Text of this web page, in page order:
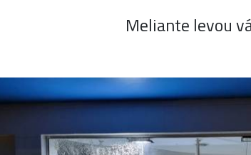
Meliante levou